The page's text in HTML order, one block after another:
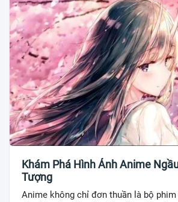
Khám Phá Hình Ảnh Anime
Tượng
Anime không chỉ đơn thuần là bộ